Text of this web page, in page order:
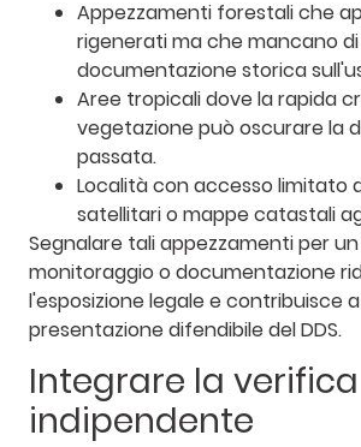
Appezzamenti forestali che
rigenerati ma che mancano di
documentazione storica
Aree tropicali dove la rapida
vegetazione può oscurare la
passata.
Località con accesso limitato
satellitari o mappe catastali
Segnalare tali appezzamenti per
monitoraggio o documentazione
l'esposizione legale e contribuisce
presentazione difendibile del DDS.
Integrare la verifica
indipendente